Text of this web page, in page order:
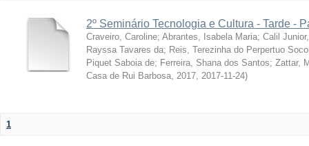
2º Seminário Tecnologia e Cultura - Tarde -
Craveiro, Caroline; Abrantes, Isabela Maria; Calil
Rayssa Tavares da; Reis, Terezinha do Perpertuo
Piquet Saboia de; Ferreira, Shana dos Santos; Zattar,
Casa de Rui Barbosa, 2017, 2017-11-24)
1